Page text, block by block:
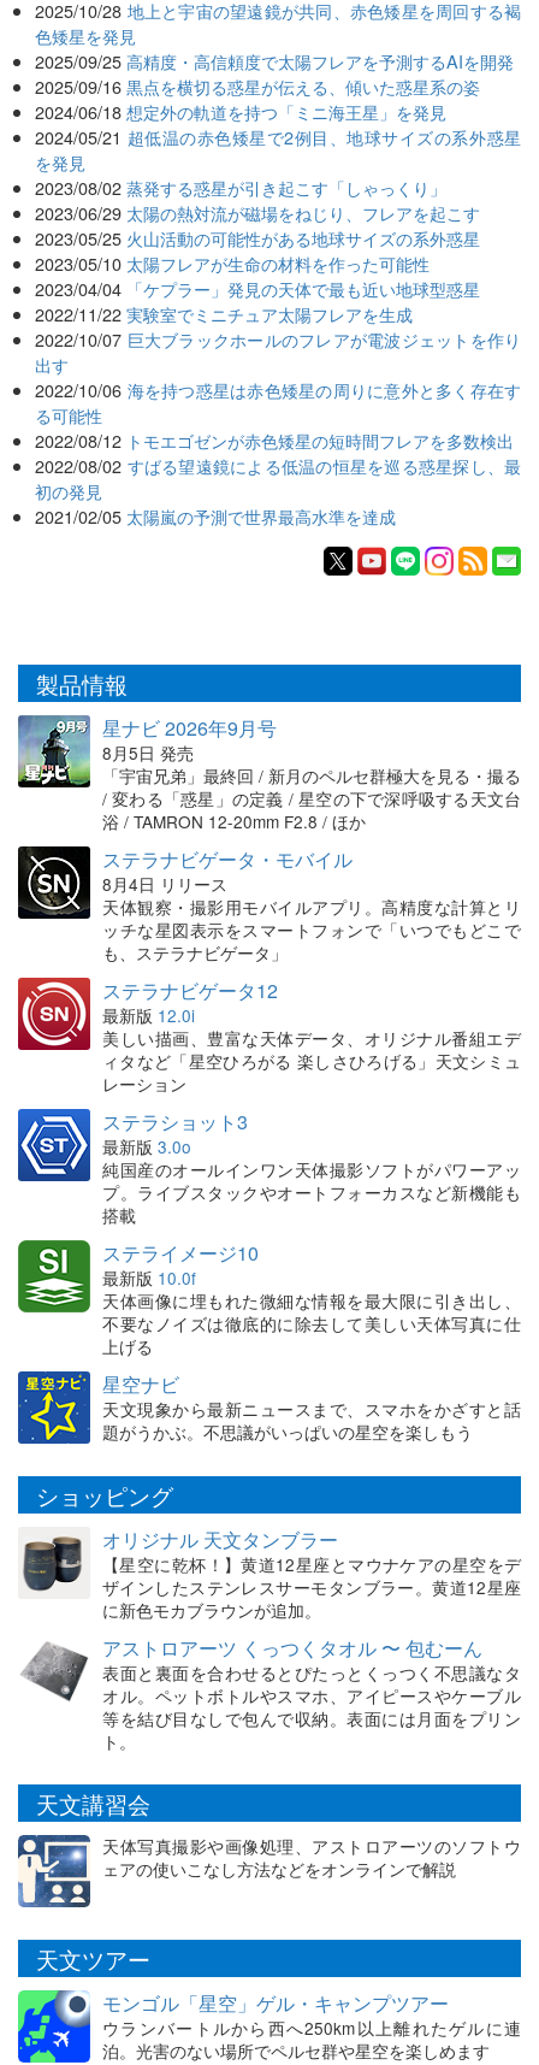
2025/10/28 地上と宇宙の望遠鏡が共同、赤色矮星を周回する褐
色矮星を発見
2025/09/25 高精度・高信頼度で太陽フレアを予測するAIを開発
2025/09/16 黒点を横切る惑星が伝える、傾いた惑星系の姿
2024/06/18 想定外の軌道を持つ「ミニ海王星」を発見
2024/05/21 超低温の赤色矮星で2例目、地球サイズの系外惑星
を発見
2023/08/02 蒸発する惑星が引き起こす「しゃっくり」
2023/06/29 太陽の熱対流が磁場をねじり、フレアを起こす
2023/05/25 火山活動の可能性がある地球サイズの系外惑星
2023/05/10 太陽フレアが生命の材料を作った可能性
2023/04/04 「ケプラー」発見の天体で最も近い地球型惑星
2022/11/22 実験室でミニチュア太陽フレアを生成
2022/10/07 巨大ブラックホールのフレアが電波ジェットを作り
出す
2022/10/06 海を持つ惑星は赤色矮星の周りに意外と多く存在す
る可能性
2022/08/12 トモエゴゼンが赤色矮星の短時間フレアを多数検出
2022/08/02 すばる望遠鏡による低温の恒星を巡る惑星探し、最
初の発見
2021/02/05 太陽嵐の予測で世界最高水準を達成
製品情報
星ナビ 2026年9月号
8月5日 発売
「宇宙兄弟」最終回 / 新月のペルセ群極大を見る・撮る
/ 変わる「惑星」の定義 / 星空の下で深呼吸する天文台
浴 / TAMRON 12-20mm F2.8 / ほか
ステラナビゲータ・モバイル
8月4日 リリース
天体観察・撮影用モバイルアプリ。高精度な計算とリ
ッチな星図表示をスマートフォンで「いつでもどこで
も、ステラナビゲータ」
ステラナビゲータ12
最新版 12.0i
美しい描画、豊富な天体データ、オリジナル番組エデ
ィタなど「星空ひろがる 楽しさひろげる」天文シミュ
レーション
ステラショット3
最新版 3.0o
純国産のオールインワン天体撮影ソフトがパワーアッ
プ。ライブスタックやオートフォーカスなど新機能も
搭載
ステライメージ10
最新版 10.0f
天体画像に埋もれた微細な情報を最大限に引き出し、
不要なノイズは徹底的に除去して美しい天体写真に仕
上げる
星空ナビ
天文現象から最新ニュースまで、スマホをかざすと話
題がうかぶ。不思議がいっぱいの星空を楽しもう
ショッピング
オリジナル 天文タンブラー
【星空に乾杯！】黄道12星座とマウナケアの星空をデ
ザインしたステンレスサーモタンブラー。黄道12星座
に新色モカブラウンが追加。
アストロアーツ くっつくタオル 〜 包むーん
表面と裏面を合わせるとぴたっとくっつく不思議なタ
オル。ペットボトルやスマホ、アイピースやケーブル
等を結び目なしで包んで収納。表面には月面をプリン
ト。
天文講習会
天体写真撮影や画像処理、アストロアーツのソフトウ
ェアの使いこなし方法などをオンラインで解説
天文ツアー
モンゴル「星空」ゲル・キャンプツアー
ウランバートルから西へ250km以上離れたゲルに連
泊。光害のない場所でペルセ群や星空を楽しめます